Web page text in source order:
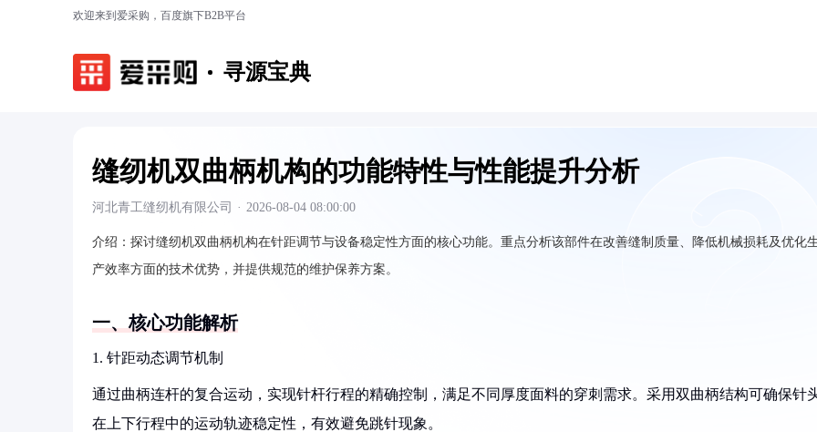
欢迎来到爱采购，百度旗下B2B平台
寻源宝典
缝纫机双曲柄机构的功能特性与性能提升分析
河北青工缝纫机有限公司 · 2026-08-04 08:00:00
介绍： 探讨缝纫机双曲柄机构在针距调节与设备稳定性方面的核心功能。重点分析该部件在改善缝制质量、降低机械损耗及优化
产效率方面的技术优势，并提供规范的维护保养方案。
一、核心功能解析
1. 针距动态调节机制
通过曲柄连杆的复合运动，实现针杆行程的精确控制，满足不同厚度面料的穿刺需求。采用双曲柄结构可确保针
在上下行程中的运动轨迹稳定性，有效避免跳针现象。